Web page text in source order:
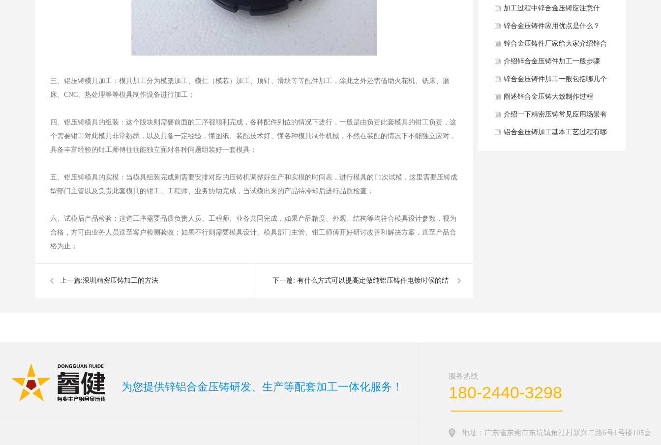
三、铝压铸模具加工：模具加工分为模架加工、模仁（模芯）加工、顶针、滑块等等配件加工，除此之外还需借助火花机、铣床、磨
床、CNC、热处理等等模具制作设备进行加工；
四、铝压铸模具的组装：这个版块则需要前面的工序都顺利完成，各种配件到位的情况下进行，一般是由负责此套模具的钳工负责，这
个需要钳工对此模具非常熟悉，以及具备一定经验，懂图纸、装配技术好、懂各种模具制作机械，不然在装配的情况下不能独立应对，
具备丰富经验的钳工师傅往往能独立面对各种问题组装好一套模具；
五、铝压铸模具的实模：当模具组装完成则需要安排对应的压铸机调整好生产和实模的时间表，进行模具的T1次试模，这里需要压铸成
型部门主管以及负责此套模具的钳工、工程师、业务协助完成，当试模出来的产品待冷却后进行品质检查；
六、试模后产品检验：这道工序需要品质负责人员、工程师、业务共同完成，如果产品精度、外观、结构等均符合模具设计参数，视为
合格，方可由业务人员送至客户检测验收；如果不行则需要模具设计、模具部门主管、钳工师傅开好研讨改善和解决方案，直至产品合
格为止；
上一篇:​深圳精密压铸加工的方法 下一篇: 有什么方式可以提高定做纯铝压铸件电镀时候的结
用？
加工过程中锌合金压铸应注意什
么？
锌合金压铸件应用优点是什么？
锌合金压铸件厂家给大家介绍锌合
金压铸件抛光手法如何？
介绍锌合金压铸件加工一般步骤
锌合金压铸件加工一般包括哪几个
步骤？
阐述锌合金压铸大致制作过程
介绍一下精密压铸常见应用场景有
哪些？
铝合金压铸加工基本工艺过程有哪
为您提供锌铝合金压铸研发、生产等配套加工一体化服务！
服务热线
180-2440-3298
地址：广东省东莞市东坑镇角社村新兴二路6号1号楼105室